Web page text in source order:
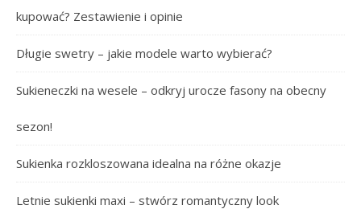
kupować? Zestawienie i opinie
Długie swetry – jakie modele warto wybierać?
Sukieneczki na wesele – odkryj urocze fasony na obecny
sezon!
Sukienka rozkloszowana idealna na różne okazje
Letnie sukienki maxi – stwórz romantyczny look